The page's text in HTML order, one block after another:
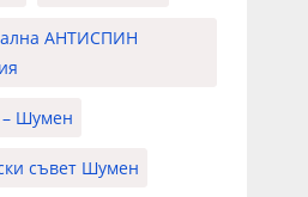
АНТИСПИН
Шумен
съвет Шумен